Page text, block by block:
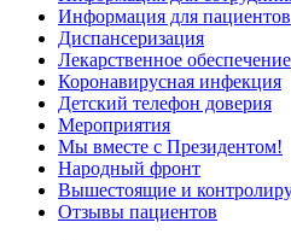
Информация для пациентов
Диспансеризация
Лекарственное обеспечение
Коронавирусная инфекция
Детский телефон доверия
Мероприятия
Мы вместе с Президентом!
Народный фронт
Вышестоящие и
Отзывы пациентов